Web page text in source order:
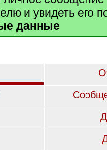
и увидеть его
данные